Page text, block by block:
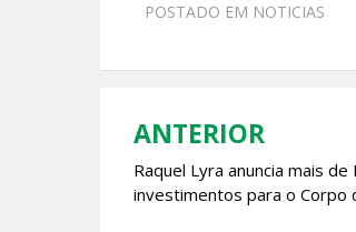
b
o
POSTADO EM NOTICIAS
Navegação
de
ANTERIOR
Raquel Lyra anuncia mais
investimentos para o Corpo